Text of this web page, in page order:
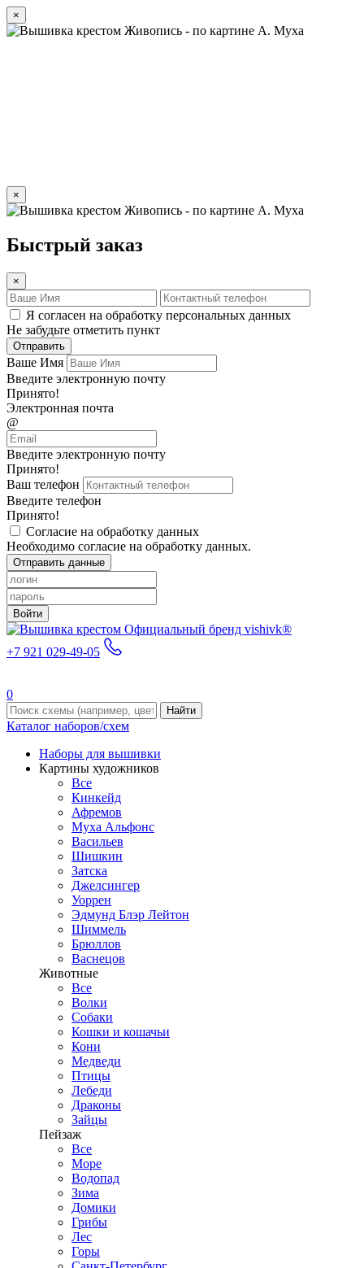
×
×
Быстрый заказ
×
Я согласен на обработку персональных данных
Не забудьте отметить пункт
Отправить
Ваше Имя
Введите электронную почту
Принято!
Электронная почта
@
Введите электронную почту
Принято!
Ваш телефон
Введите телефон
Принято!
Согласие на обработку данных
Необходимо согласие на обработку данных.
Отправить данные
Войти
Официальный бренд vishivk®
+7 921 029-49-05
0
Найти
Каталог наборов/схем
Наборы для вышивки
Картины художников
Все
Кинкейд
Афремов
Муха Альфонс
Васильев
Шишкин
Затска
Джелсингер
Уоррен
Эдмунд Блэр Лейтон
Шиммель
Брюллов
Васнецов
Животные
Все
Волки
Собаки
Кошки и кошачьи
Кони
Медведи
Птицы
Лебеди
Драконы
Зайцы
Пейзаж
Все
Море
Водопад
Зима
Домики
Грибы
Лес
Горы